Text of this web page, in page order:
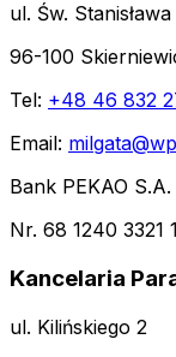
ul. Św. Stanisława
96-100
Tel: +48 46 832
Email:
Bank PEKAO
Nr. 68 1240 3321
Kancelaria
ul. Kilińskiego 2